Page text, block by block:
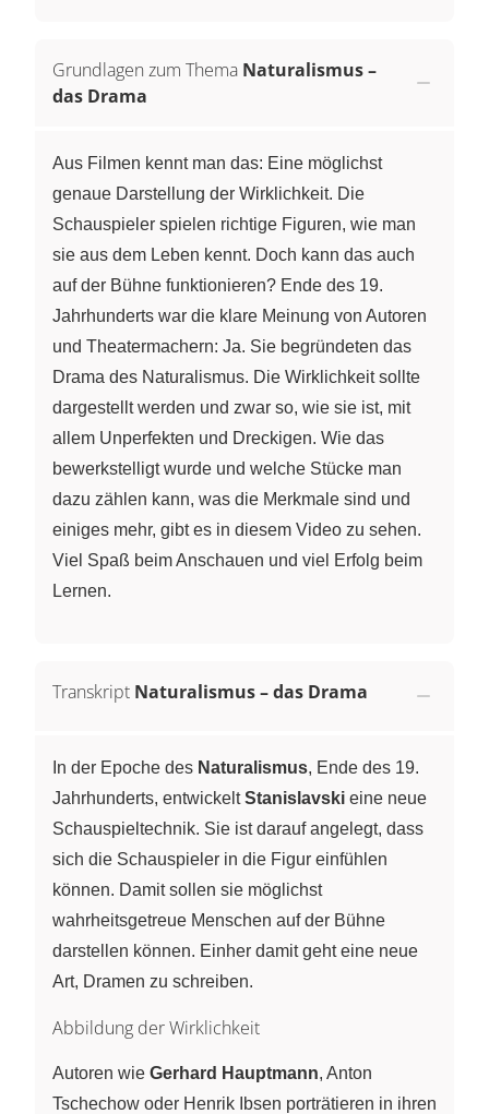
Grundlagen zum Thema Naturalismus –
das Drama
Aus Filmen kennt man das: Eine möglichst
genaue Darstellung der Wirklichkeit. Die
Schauspieler spielen richtige Figuren, wie man
sie aus dem Leben kennt. Doch kann das auch
auf der Bühne funktionieren? Ende des 19.
Jahrhunderts war die klare Meinung von Autoren
und Theatermachern: Ja. Sie begründeten das
Drama des Naturalismus. Die Wirklichkeit sollte
dargestellt werden und zwar so, wie sie ist, mit
allem Unperfekten und Dreckigen. Wie das
bewerkstelligt wurde und welche Stücke man
dazu zählen kann, was die Merkmale sind und
einiges mehr, gibt es in diesem Video zu sehen.
Viel Spaß beim Anschauen und viel Erfolg beim
Lernen.
Transkript Naturalismus – das Drama
In der Epoche des Naturalismus, Ende des 19.
Jahrhunderts, entwickeltStanislavski eine neue
Schauspieltechnik. Sie ist darauf angelegt, dass
sich die Schauspieler in die Figur einfühlen
können. Damit sollen sie möglichst
wahrheitsgetreue Menschen auf der Bühne
darstellen können. Einher damit geht eine neue
Art, Dramen zu schreiben.
Abbildung der Wirklichkeit
Autoren wie Gerhard Hauptmann, Anton
Tschechow oder Henrik Ibsen porträtieren in ihren